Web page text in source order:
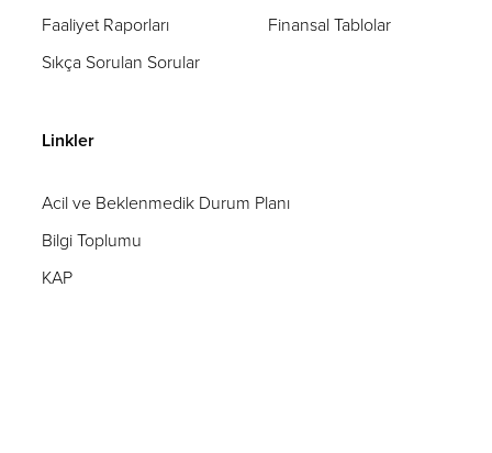
Faaliyet Raporları
Finansal Tablolar
Sıkça Sorulan Sorular
Linkler
Acil ve Beklenmedik Durum Planı
Bilgi Toplumu
KAP